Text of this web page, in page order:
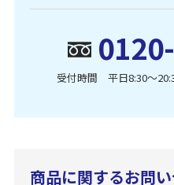
0120-
受付時間 平日8:30〜
商品に関するお問